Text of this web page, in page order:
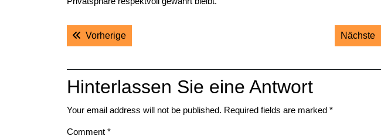
Post
navigation
VorherigePrevious post: Nächste
Hinterlassen Sie eine Antwort
Your email address will not be published. Required fields are marked *
Comment *